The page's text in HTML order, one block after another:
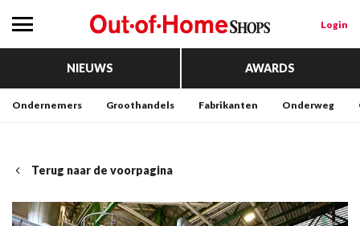
Login
NIEUWS AWARDS
Ondernemers Groothandels Fabrikanten Onderweg
Terug naar de voorpagina